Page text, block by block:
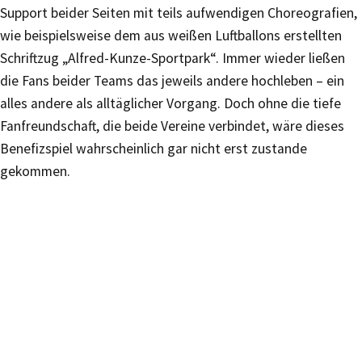
Support beider Seiten mit teils aufwendigen Choreografien,
wie beispielsweise dem aus weißen Luftballons erstellten
Schriftzug „Alfred-Kunze-Sportpark“. Immer wieder ließen
die Fans beider Teams das jeweils andere hochleben – ein
alles andere als alltäglicher Vorgang. Doch ohne die tiefe
Fanfreundschaft, die beide Vereine verbindet, wäre dieses
Benefizspiel wahrscheinlich gar nicht erst zustande
gekommen.